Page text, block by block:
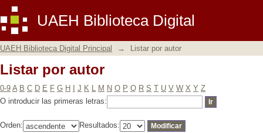
UAEH Biblioteca Digital
Listar por autor
UAEH Biblioteca Digital Principal → Listar por autor
Listar por autor
0-9 A B C D E F G H J K L M N O P Q R S T U V W X Y Z
O introducir las primeras letras:
Orden: Resultados: